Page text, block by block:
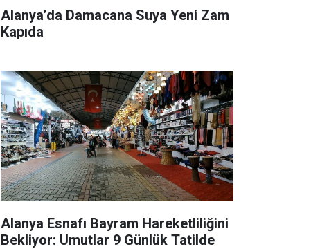
Alanya’da Damacana Suya Yeni Zam
Kapıda
Alanya Esnafı Bayram Hareketliliğini
Bekliyor: Umutlar 9 Günlük Tatilde